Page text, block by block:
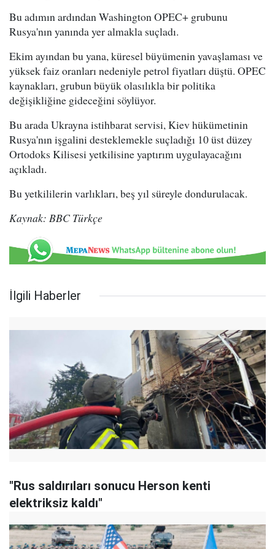
Bu adımın ardından Washington O PEC+ grubunu
Rusya'nın yanında yer almakla suçladı.
Ekim ayından bu yana, küresel büyümenin yavaşlaması ve
yüksek faiz oranları nedeniyle petrol fiyatları düştü. OPEC
kaynakları, grubun büyük olasılıkla bir politika
değişikliğine gideceğini söylüyor.
Bu arada Ukrayna istihbarat servisi, Kiev hükümetinin
Rusya'nın işgalini desteklemekle suçladığı 10 üst düzey
Ortodoks Kilisesi yetkilisine yaptırım uygulayacağını
açıkladı.
Bu yetkililerin varlıkları, beş yıl süreyle dondurulacak.
Kaynak: BBC Türkçe
İlgili Haberler
"Rus saldırıları sonucu Herson kenti
elektriksiz kaldı"